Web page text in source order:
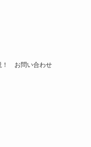
お問い合わせ